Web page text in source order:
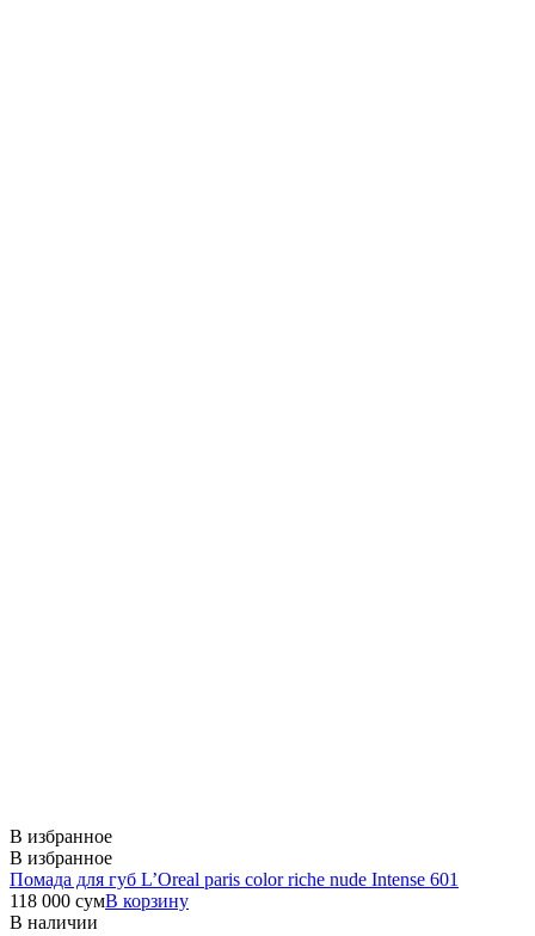
В избранное
В избранное
Помада для губ L’Oreal paris color riche nude Intense 601
118 000 сумВ корзину
В наличии